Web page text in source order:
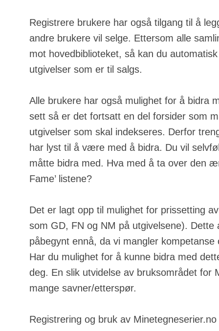
Registrere brukere har også tilgang til å
andre brukere vil selge. Ettersom alle
mot hovedbiblioteket, så kan du
utgivelser som er til salgs.
Alle brukere har også mulighet for å bidra
sett så er det fortsatt en del forsider som
utgivelser som skal indekseres. Derfor
har lyst til å være med å bidra. Du vil
måtte bidra med. Hva med å ta over den
Fame’ listene?
Det er lagt opp til mulighet for prissetting
som GD, FN og NM på utgivelsene). Dette
påbegynt ennå, da vi mangler
Har du mulighet for å kunne bidra med
deg. En slik utvidelse av bruksområdet for
mange savner/etterspør.
Registrering og bruk av